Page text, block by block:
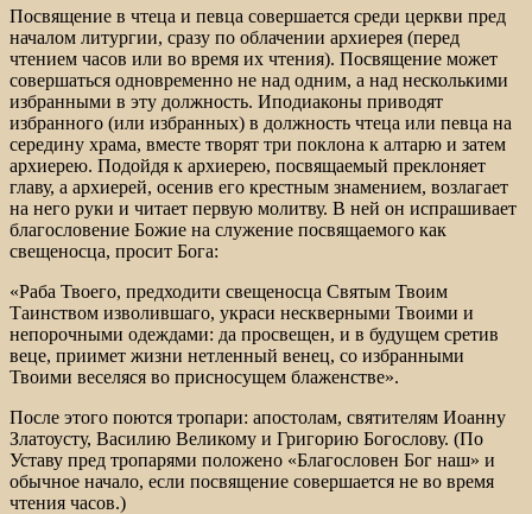
Посвящение в чтеца и певца совершается среди церкви пред
началом литургии, сразу по облачении архиерея (перед
чтением часов или во время их чтения). Посвящение может
совершаться одновременно не над одним, а над несколькими
избранными в эту должность. Иподиаконы приводят
избранного (или избранных) в должность чтеца или певца на
середину храма, вместе творят три поклона к алтарю и затем
архиерею. Подойдя к архиерею, посвящаемый преклоняет
главу, а архиерей, осенив его крестным знамением, возлагает
на него руки и читает первую молитву. В ней он испрашивает
благословение Божие на служение посвящаемого как
свещеносца, просит Бога:
«Раба Твоего, предходити свещеносца Святым Твоим
Таинством изволившаго, украси нескверными Твоими и
непорочными одеждами: да просвещен, и в будущем сретив
веце, приимет жизни нетленный венец, со избранными
Твоими веселяся во присносущем блаженстве».
После этого поются тропари: апостолам, святителям Иоанну
Златоусту, Василию Великому и Григорию Богослову. (По
Уставу пред тропарями положено «Благословен Бог наш» и
обычное начало, если посвящение совершается не во время
чтения часов.)